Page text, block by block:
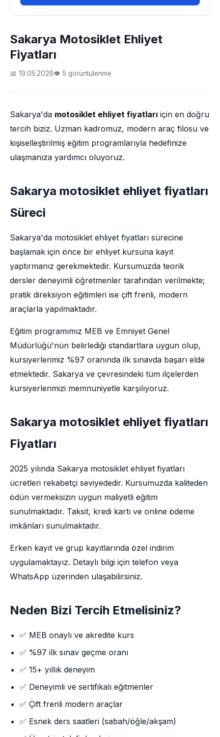
Sakarya Motosiklet Ehliyet
Fiyatları
📅 19.05.2026👁 5 görüntülenme
Sakarya'da motosiklet ehliyet fiyatları için en doğru
tercih biziz. Uzman kadromuz, modern araç filosu ve
kişiselleştirilmiş eğitim programlarıyla hedefinize
ulaşmanıza yardımcı oluyoruz.
Sakarya motosiklet ehliyet fiyatları
Süreci
Sakarya'da motosiklet ehliyet fiyatları sürecine
başlamak için önce bir ehliyet kursuna kayıt
yaptırmanız gerekmektedir. Kursumuzda teorik
dersler deneyimli öğretmenler tarafından verilmekte;
pratik direksiyon eğitimleri ise çift frenli, modern
araçlarla yapılmaktadır.
Eğitim programımız MEB ve Emniyet Genel
Müdürlüğü'nün belirlediği standartlara uygun olup,
kursiyerlerimiz %97 oranında ilk sınavda başarı elde
etmektedir. Sakarya ve çevresindeki tüm ilçelerden
kursiyerlerimizi memnuniyetle karşılıyoruz.
Sakarya motosiklet ehliyet fiyatları
Fiyatları
2025 yılında Sakarya motosiklet ehliyet fiyatları
ücretleri rekabetçi seviyededir. Kursumuzda kaliteden
ödün vermeksizin uygun maliyetli eğitim
sunulmaktadır. Taksit, kredi kartı ve online ödeme
imkânları sunulmaktadır.
Erken kayıt ve grup kayıtlarında özel indirim
uygulamaktayız. Detaylı bilgi için telefon veya
WhatsApp üzerinden ulaşabilirsiniz.
Neden Bizi Tercih Etmelisiniz?
✅ MEB onaylı ve akredite kurs
✅ %97 ilk sınav geçme oranı
✅ 15+ yıllık deneyim
✅ Deneyimli ve sertifikalı eğitmenler
✅ Çift frenli modern araçlar
✅ Esnek ders saatleri (sabah/öğle/akşam)